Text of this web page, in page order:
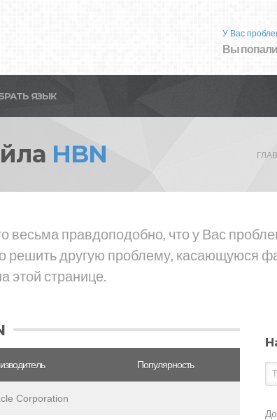
У Вас
Вы
ЯЗЫК
HBN
весьма правдоподобно, что у Вас
решить другую проблему, касающуюся
этой странице.
Популярность
Corporation